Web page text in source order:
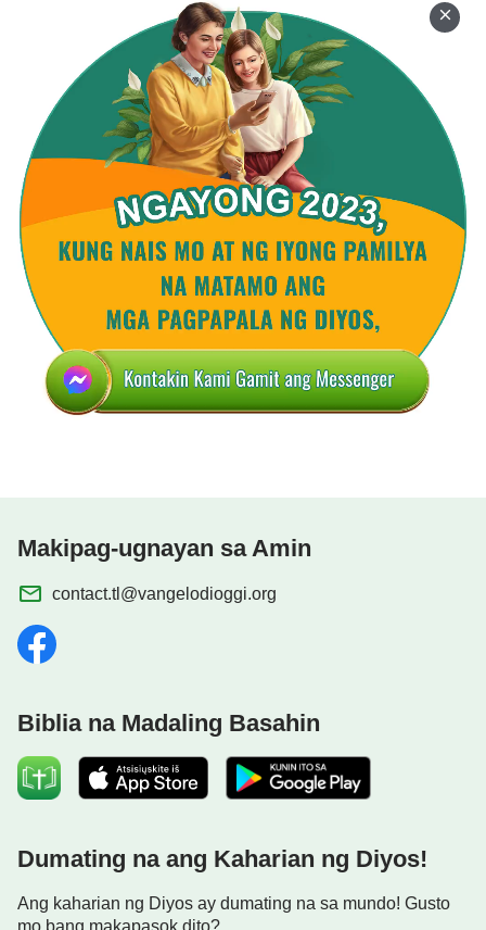
Makipag-ugnayan sa Amin
contact.tl@vangelodioggi.org
Biblia na Madaling Basahin
Dumating na ang Kaharian ng Diyos!
Ang kaharian ng Diyos ay dumating na sa mundo! Gusto
mo bang makapasok dito?